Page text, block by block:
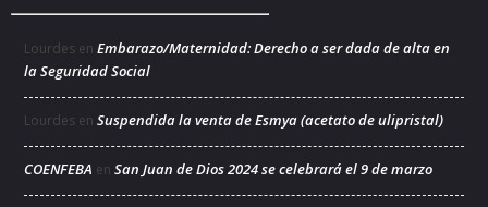
Lourdes en Embarazo/Maternidad: Derecho a ser dada de alta en
la Seguridad Social
Lourdes en Suspendida la venta de Esmya (acetato de ulipristal)
COENFEBA en San Juan de Dios 2024 se celebrará el 9 de marzo